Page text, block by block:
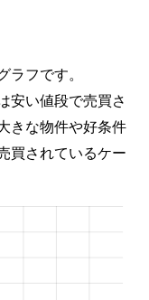
フです。
安い値段で売買さ
きな物件や好条件
買されているケー